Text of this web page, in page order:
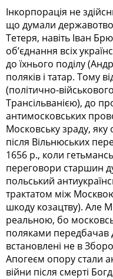
Інкорпорація не
що думали
Тетеря, навіть Іван
об’єднання всіх
до їхнього поділу
поляків і татар. Тому
(політично-
Трансільванією), до
антимосковських
Московську зраду,
після Вільнюських
1656 p., коли
переговори старшин
польський
трактатом між
шкоду козацтву). Але
реальною, бо
поляками передбачав
встановлені не в
Апогеєм опору стали
війни після смерті